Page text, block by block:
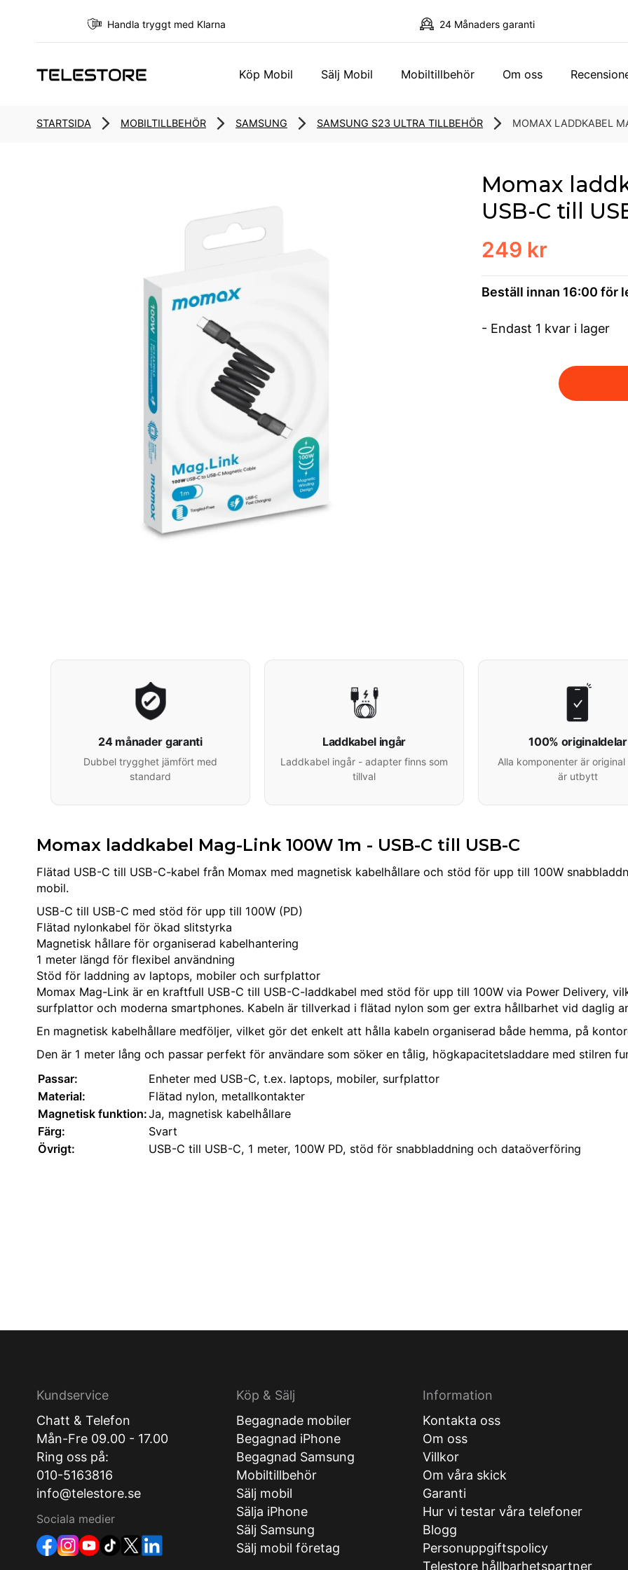
Handla tryggt med Klarna 24 Månaders garanti
Köp Mobil Sälj Mobil Mobiltillbehör Om oss
STARTSIDA MOBILTILLBEHÖR SAMSUNG SAMSUNG S23 ULTRA TILLBEHÖR MOMAX LADDKABEL
Momax
USB-C till
249 kr
Beställ innan 16:00 för
- Endast 1 kvar i lager
24 månader garanti
Dubbel trygghet jämfört med
standard
Laddkabel ingår
Laddkabel ingår - adapter finns som
tillval
100% originaldelar
Alla komponenter är
är utbytt
Momax laddkabel Mag-Link 100W 1m - USB-C till USB-C
Flätad USB-C till USB-C-kabel från Momax med magnetisk kabelhållare och stöd för upp till 100W
mobil.
USB-C till USB-C med stöd för upp till 100W (PD)
Flätad nylonkabel för ökad slitstyrka
Magnetisk hållare för organiserad kabelhantering
1 meter längd för flexibel användning
Stöd för laddning av laptops, mobiler och surfplattor
Momax Mag-Link är en kraftfull USB-C till USB-C-laddkabel med stöd för upp till 100W via Power Delivery,
surfplattor och moderna smartphones. Kabeln är tillverkad i flätad nylon som ger extra hållbarhet vid daglig
En magnetisk kabelhållare medföljer, vilket gör det enkelt att hålla kabeln organiserad både hemma, på
Den är 1 meter lång och passar perfekt för användare som söker en tålig, högkapacitetsladdare med stilren
Passar:
Enheter med USB-C, t.ex. laptops, mobiler, surfplattor
Material:
Flätad nylon, metallkontakter
Magnetisk funktion:Ja, magnetisk kabelhållare
Färg:
Svart
Övrigt:
USB-C till USB-C, 1 meter, 100W PD, stöd för snabbladdning och dataöverföring
Kundservice
Chatt & Telefon
Mån-Fre 09.00 - 17.00
Ring oss på:
010-5163816
info@telestore.se
Sociala medier
Köp & Sälj
Begagnade mobiler
Begagnad iPhone
Begagnad Samsung
Mobiltillbehör
Sälj mobil
Sälja iPhone
Sälj Samsung
Sälj mobil företag
Information
Kontakta oss
Om oss
Villkor
Om våra skick
Garanti
Hur vi testar våra telefoner
Blogg
Personuppgiftspolicy
Telestore hållbarhetspartner